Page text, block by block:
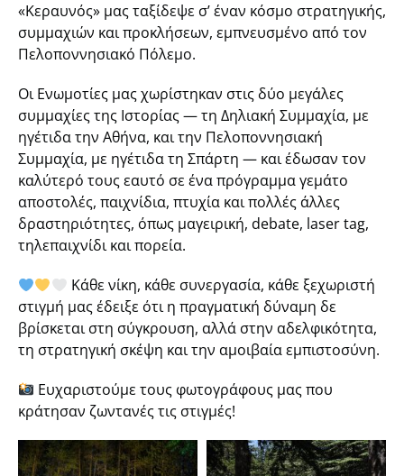
«Κεραυνός» μας ταξίδεψε σ’ έναν κόσμο στρατηγικής,
συμμαχιών και προκλήσεων, εμπνευσμένο από τον
Πελοποννησιακό Πόλεμο.
Οι Ενωμοτίες μας χωρίστηκαν στις δύο μεγάλες
συμμαχίες της Ιστορίας — τη Δηλιακή Συμμαχία, με
ηγέτιδα την Αθήνα, και την Πελοποννησιακή
Συμμαχία, με ηγέτιδα τη Σπάρτη — και έδωσαν τον
καλύτερό τους εαυτό σε ένα πρόγραμμα γεμάτο
αποστολές, παιχνίδια, πτυχία και πολλές άλλες
δραστηριότητες, όπως μαγειρική, debate, laser tag,
τηλεπαιχνίδι και πορεία.
Κάθε νίκη, κάθε συνεργασία, κάθε ξεχωριστή
στιγμή μας έδειξε ότι η πραγματική δύναμη δε
βρίσκεται στη σύγκρουση, αλλά στην αδελφικότητα,
τη στρατηγική σκέψη και την αμοιβαία εμπιστοσύνη.
Ευχαριστούμε τους φωτογράφους μας που
κράτησαν ζωντανές τις στιγμές!